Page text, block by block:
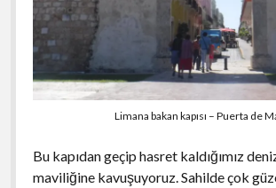
Limana bakan kapısı – Puerta de
Bu kapıdan geçip hasret kaldığımız
maviliğine kavuşuyoruz. Sahilde çok